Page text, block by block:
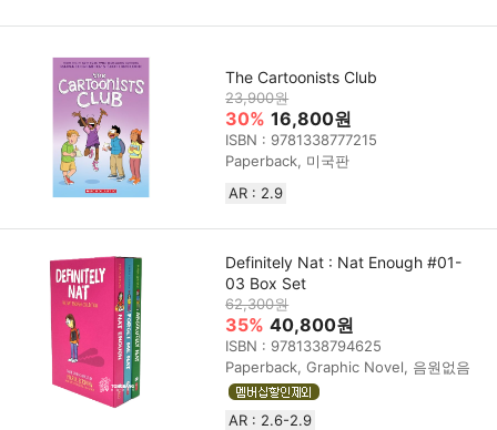
The Cartoonists Club
23,900원
30% 16,800원
ISBN : 9781338777215
Paperback, 미국판
AR : 2.9
Definitely Nat : Nat Enough #01-
03 Box Set
62,300원
35% 40,800원
ISBN : 9781338794625
Paperback, Graphic Novel, 음원없음
AR : 2.6-2.9